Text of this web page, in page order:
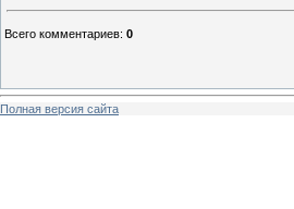
Всего комментариев: 0
Полная версия сайта